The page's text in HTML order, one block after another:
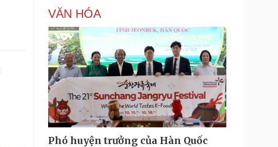
VĂN HÓA
Phó huyện trưởng của Hàn Quốc